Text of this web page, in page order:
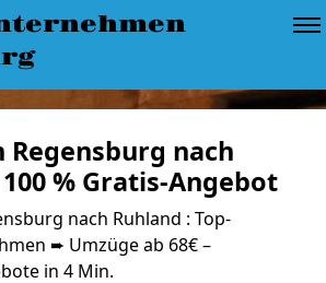
Regensburg nach
% Gratis-Angebot
nach Ruhland : Top-
➨ Umzüge ab 68€ –
in 4 Min.